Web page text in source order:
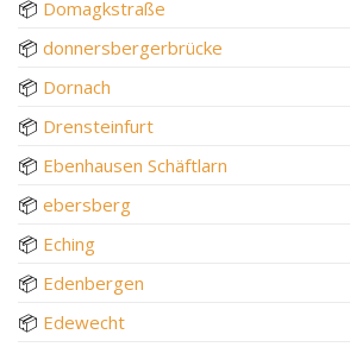
📦 Domagkstraße
📦 donnersbergerbrücke
📦 Dornach
📦 Drensteinfurt
📦 Ebenhausen Schäftlarn
📦 ebersberg
📦 Eching
📦 Edenbergen
📦 Edewecht